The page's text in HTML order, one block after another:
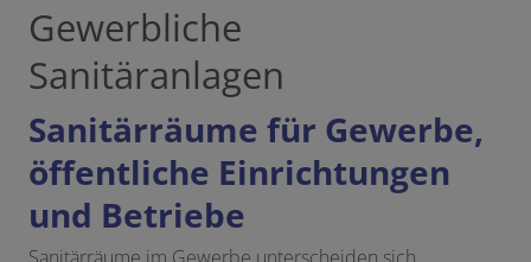
Gewerbliche
Sanitäranlagen
Sanitärräume für Gewerbe,
öffentliche Einrichtungen
und Betriebe
Sanitärräume im Gewerbe unterscheiden sich